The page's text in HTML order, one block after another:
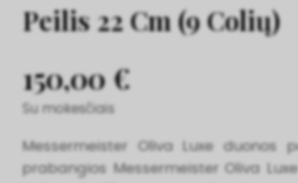
Peilis 22 Cm (9 Colių)
150,00 €
Su mokesčiais
Messermeister Oliva Luxe duonos
prabangios Messermeister Oliva